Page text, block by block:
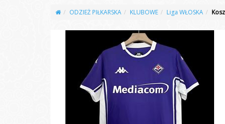
ODZIEŻ PIŁKARSKA KLUBOWE Liga WŁOSKA